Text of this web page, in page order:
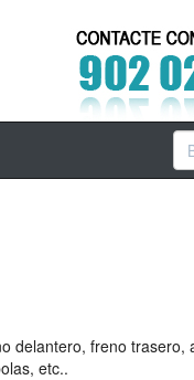
delantero, freno trasero,
etc..